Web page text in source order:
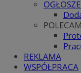
REKLAMA
WSPÓŁPRACA